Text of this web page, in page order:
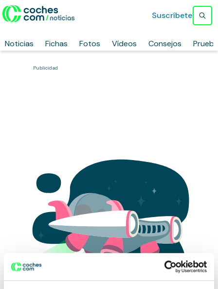
Noticias Fichas Fotos Vídeos Consejos
Suscríbete
Publicidad